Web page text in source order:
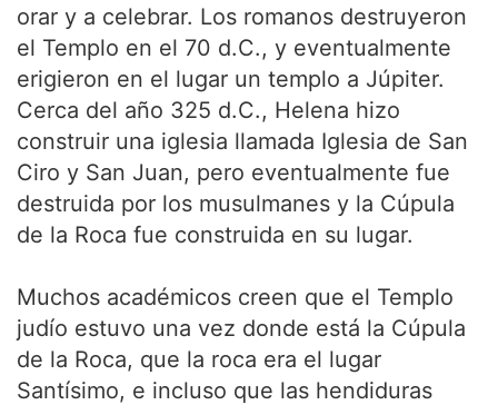
orar y a celebrar. Los romanos destruyeron
el Templo en el 70 d.C., y eventualmente
erigieron en el lugar un templo a Júpiter.
Cerca del año 325 d.C., Helena hizo
construir una iglesia llamada Iglesia de San
Ciro y San Juan, pero eventualmente fue
destruida por los musulmanes y la Cúpula
de la Roca fue construida en su lugar.
Muchos académicos creen que el Templo
judío estuvo una vez donde está la Cúpula
de la Roca, que la roca era el lugar
Santísimo, e incluso que las hendiduras